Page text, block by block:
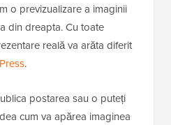
o previzualizare a imaginii
din dreapta. Cu toate
reală va arăta diferit
.
postarea sau o puteți
cum va apărea imaginea